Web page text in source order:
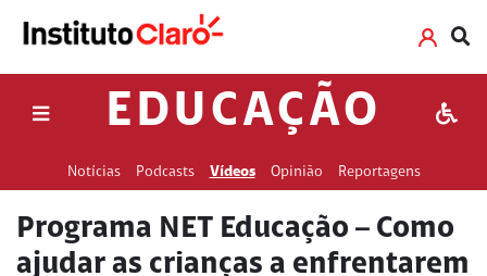
EDUCAÇÃO
Notícias Podcasts Vídeos Opinião Reportagens
Programa NET Educação – Como
ajudar as crianças a enfrentarem